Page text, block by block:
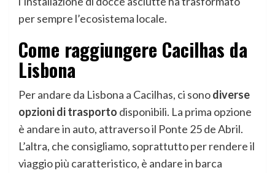
per sempre l’ecosistema locale.
Come raggiungere Cacilhas da
Lisbona
Per andare da Lisbona a Cacilhas, ci sonodiverse
opzioni di trasporto disponibili. La prima opzione
è andare in auto, attraverso il Ponte 25 de Abril.
L’altra, che consigliamo, soprattutto per rendere il
viaggio più caratteristico, è andare in barca